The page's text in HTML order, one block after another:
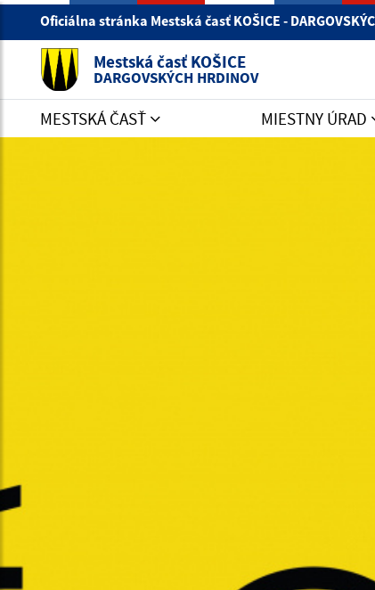
Oficiálna stránka Mestská časť KOŠICE -
Mestská časť KOŠICE
DARGOVSKÝCH HRDINOV
MESTSKÁ ČASŤ MIESTNY ÚRAD